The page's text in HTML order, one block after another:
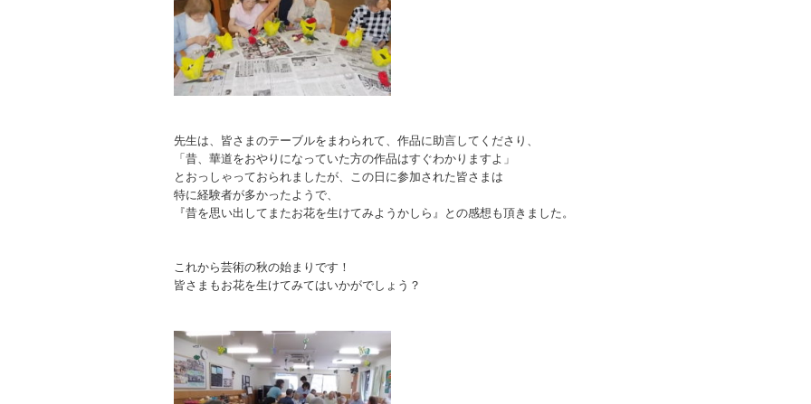
先生は、皆さまのテーブルをまわられて、作品に助言してくださり、
「昔、華道をおやりになっていた方の作品はすぐわかりますよ」
とおっしゃっておられましたが、この日に参加された皆さまは
特に経験者が多かったようで、
『昔を思い出してまたお花を生けてみようかしら』との感想も頂きました。
これから芸術の秋の始まりです！
皆さまもお花を生けてみてはいかがでしょう？